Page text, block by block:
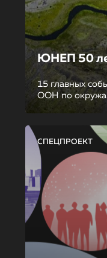
ЮНЕП 50
15 главных
ООН по
СПЕЦПРОЕКТ